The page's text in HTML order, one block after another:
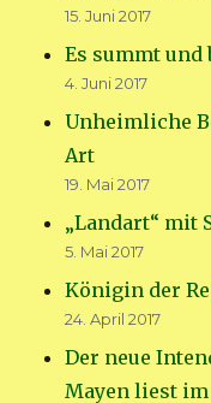
15. Juni 2017
Es summt
4. Juni 2017
Unheimliche
Art
19. Mai 2017
„Landart“ mit
5. Mai 2017
Königin der
24. April 2017
Der neue
Mayen liest